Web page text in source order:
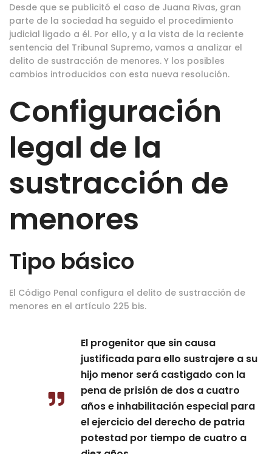
Desde que se publicitó el caso de Juana Rivas, gran
parte de la sociedad ha seguido el procedimiento
judicial ligado a él. Por ello, y a la vista de la reciente
sentencia del Tribunal Supremo, vamos a analizar el
delito de sustracción de menores. Y los posibles
cambios introducidos con esta nueva resolución.
Configuración
legal de la
sustracción de
menores
Tipo básico
El Código Penal configura el delito de sustracción de
menores en el artículo 225 bis.
El progenitor que sin causa
justificada para ello sustrajere a su
hijo menor será castigado con la
pena de prisión de dos a cuatro
años e inhabilitación especial para
el ejercicio del derecho de patria
potestad por tiempo de cuatro a